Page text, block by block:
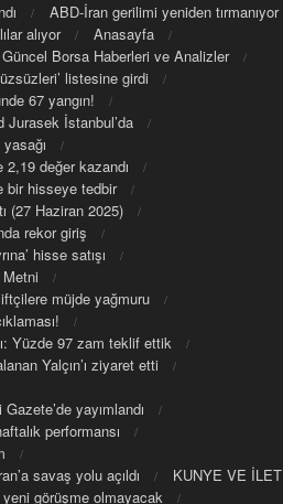
ABD-İran gerilimi yeniden tırmanıyor
alıyor
Anasayfa
Borsa Haberleri ve Analizler
listesine girdi
67 yangın!
Jurasek İstanbul’da
değer kazandı
bir hisseye tedbir
(27 Haziran 2025)
rekor giriş
hisse satışı
müjde yağmuru
Yüzde 97 zam teklif ettik
Yalçın’ı ziyaret etti
yayımlandı
performansı
savaş yolu açıldı
KUNYE VE
yeni görüşme olmayacak